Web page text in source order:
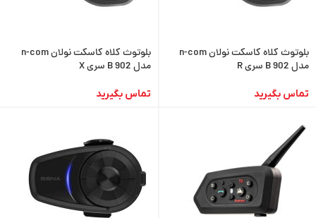
بلوتوث کلاه کاسکت نولان n-com
مدل B 902 سری R
تماس بگیرید
بلوتوث کلاه کاسکت نولان n-com
مدل B 902 سری X
تماس بگیرید